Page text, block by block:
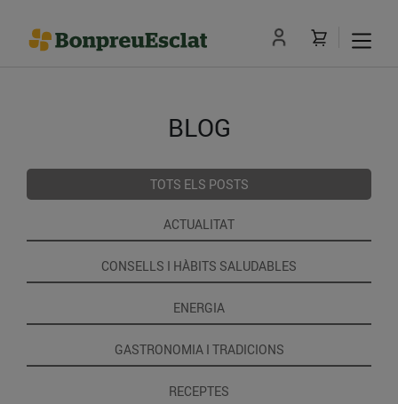
BLOG
TOTS ELS POSTS
ACTUALITAT
CONSELLS I HÀBITS SALUDABLES
ENERGIA
GASTRONOMIA I TRADICIONS
RECEPTES